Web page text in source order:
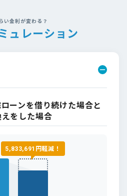
い金利が変わる？
ュレーション
ーンを借り続けた場合と
をした場合
5,833,691 円軽減！